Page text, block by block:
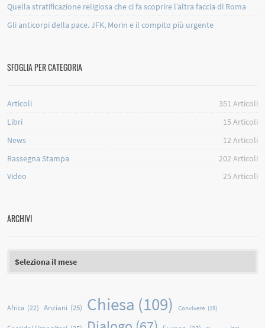
Quella stratificazione religiosa che ci fa scoprire l’altra faccia di Roma
Gli anticorpi della pace. JFK, Morin e il compito più urgente
SFOGLIA PER CATEGORIA
Articoli 351 Articoli
Libri
15 Articoli
News
12 Articoli
Rassegna Stampa
202 Articoli
Video
25 Articoli
ARCHIVI
Africa (22) Anziani (25) Chiesa (109) Convivere (19)